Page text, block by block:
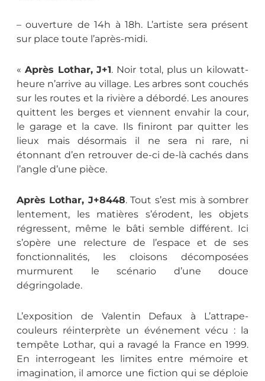
– ouverture de 14h à 18h. L’artiste sera présent
sur place toute l’après-midi.
« Après Lothar, J+1. Noir total, plus un kilowatt-
heure n’arrive au village. Les arbres sont couchés
sur les routes et la rivière a débordé. Les anoures
quittent les berges et viennent envahir la cour,
le garage et la cave. Ils finiront par quitter les
lieux mais désormais il ne sera ni rare, ni
étonnant d’en retrouver de-ci de-là cachés dans
l’angle d’une pièce.
Après Lothar, J+8448. Tout s’est mis à sombrer
lentement, les matières s’érodent, les objets
régressent, même le bâti semble différent. Ici
s’opère une relecture de l’espace et de ses
fonctionnalités, les cloisons décomposées
murmurent le scénario d’une douce
dégringolade.
L’exposition de Valentin Defaux à L’attrape-
couleurs réinterprète un événement vécu : la
tempête Lothar, qui a ravagé la France en 1999.
En interrogeant les limites entre mémoire et
imagination, il amorce une fiction qui se déploie